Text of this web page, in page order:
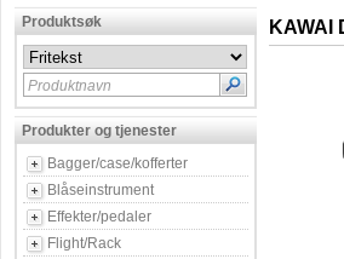
Produktsøk
Produktnavn
Produkter og tjenester
Bagger/case/kofferter
Blåseinstrument
Effekter/pedaler
Flight/Rack
KAWAI